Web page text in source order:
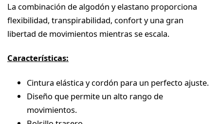
La combinación de algodón y elastano proporciona
flexibilidad, transpirabilidad, confort y una gran
libertad de movimientos mientras se escala.
Características:
Cintura elástica y cordón para un perfecto ajuste.
Diseño que permite un alto rango de
movimientos.